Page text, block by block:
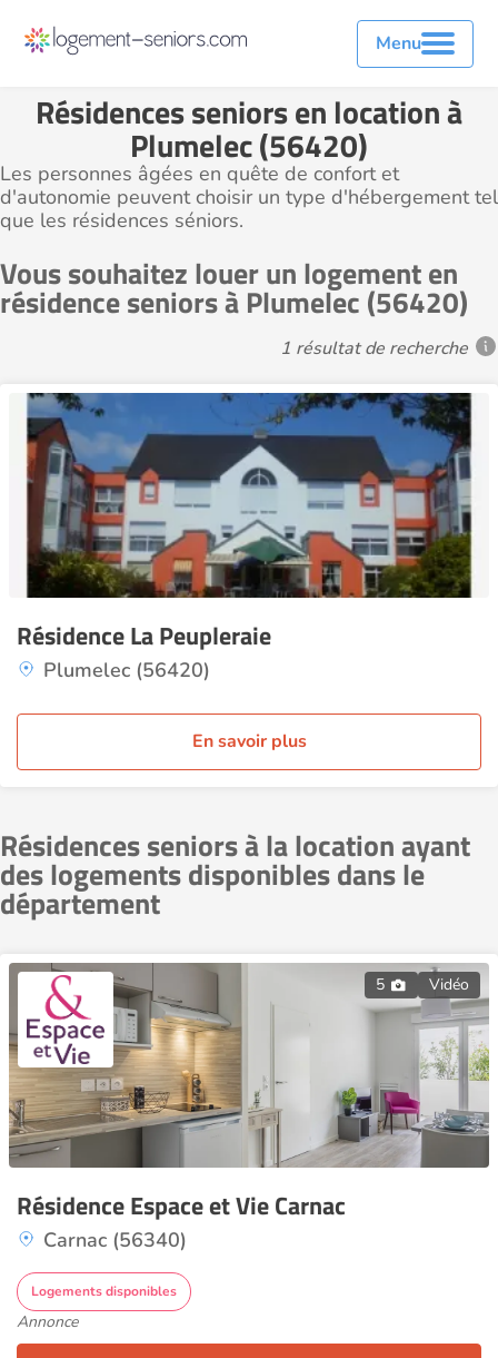
Menu
Résidences seniors en location à
Plumelec (56420)
Les personnes âgées en quête de confort et
d'autonomie peuvent choisir un type d'hébergement tel
que les résidences séniors.
Vous souhaitez louer un logement en
résidence seniors à Plumelec (56420)
1 résultat de recherche
Résidence La Peupleraie
Plumelec (56420)
En savoir plus
Résidences seniors à la location ayant
des logements disponibles dans le
département
5 Vidéo
Résidence Espace et Vie Carnac
Carnac (56340)
Logements disponibles
Annonce